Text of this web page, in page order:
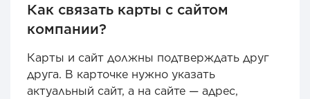
Как связать карты с сайтом
компании?
Карты и сайт должны подтверждать друг
друга. В карточке нужно указать
актуальный сайт, а на сайте — адрес,